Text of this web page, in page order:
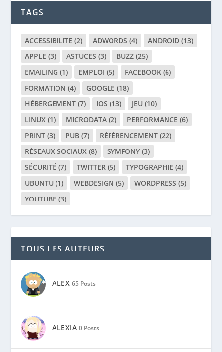
TAGS
ACCESSIBILITE (2) ADWORDS (4) ANDROID (13)
APPLE (3) ASTUCES (3) BUZZ (25)
EMAILING (1) EMPLOI (5) FACEBOOK (6)
FORMATION (4) GOOGLE (18)
HÉBERGEMENT (7) IOS (13) JEU (10)
LINUX (1) MICRODATA (2) PERFORMANCE (6)
PRINT (3) PUB (7) RÉFÉRENCEMENT (22)
RÉSEAUX SOCIAUX (8) SYMFONY (3)
SÉCURITÉ (7) TWITTER (5) TYPOGRAPHIE (4)
UBUNTU (1) WEBDESIGN (5) WORDPRESS (5)
YOUTUBE (3)
TOUS LES AUTEURS
ALEX 65 Posts
ALEXIA 0 Posts